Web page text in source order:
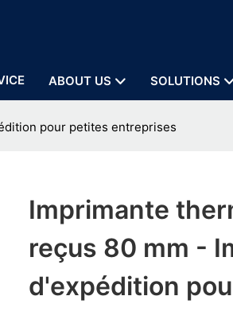
ABOUT US SOLUTIONS
pour petites entreprises
Imprimante
reçus 80 mm -
d'expédition